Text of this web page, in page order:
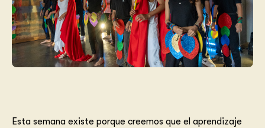
Esta semana existe porque creemos que el aprendizaje